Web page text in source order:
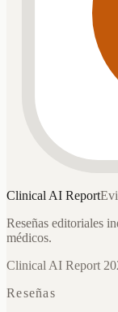
Clinical AI Report
Reseñas editoriales
médicos.
Clinical AI Report
Reseñas